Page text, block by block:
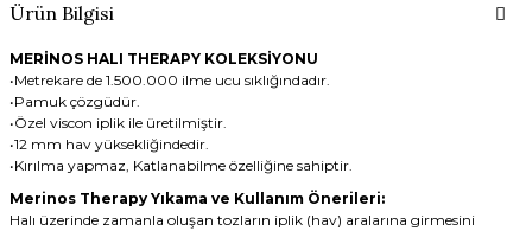
Ürün Bilgisi
MERİNOS HALI THERAPY KOLEKSİYONU
•Metrekare de 1.500.000 ilme ucu sıklığındadır.
•Pamuk çözgüdür.
•Özel viscon iplik ile üretilmiştir.
•12 mm hav yüksekliğindedir.
•Kırılma yapmaz, Katlanabilme özelliğine sahiptir.
Merinos Therapy Yıkama ve Kullanım Önerileri:
Halı üzerinde zamanla oluşan tozların iplik (hav) aralarına girmesini